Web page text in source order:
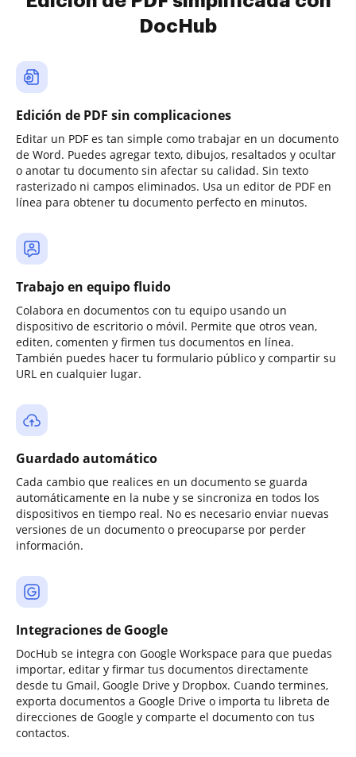
DocHub
Edición de PDF sin complicaciones
Editar un PDF es tan simple como trabajar en un documento
de Word. Puedes agregar texto, dibujos, resaltados y ocultar
o anotar tu documento sin afectar su calidad. Sin texto
rasterizado ni campos eliminados. Usa un editor de PDF en
línea para obtener tu documento perfecto en minutos.
Trabajo en equipo fluido
Colabora en documentos con tu equipo usando un
dispositivo de escritorio o móvil. Permite que otros vean,
editen, comenten y firmen tus documentos en línea.
También puedes hacer tu formulario público y compartir su
URL en cualquier lugar.
Guardado automático
Cada cambio que realices en un documento se guarda
automáticamente en la nube y se sincroniza en todos los
dispositivos en tiempo real. No es necesario enviar nuevas
versiones de un documento o preocuparse por perder
información.
Integraciones de Google
DocHub se integra con Google Workspace para que puedas
importar, editar y firmar tus documentos directamente
desde tu Gmail, Google Drive y Dropbox. Cuando termines,
exporta documentos a Google Drive o importa tu libreta de
direcciones de Google y comparte el documento con tus
contactos.